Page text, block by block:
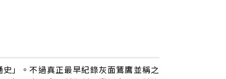
」。不過真正最早紀錄灰面鵟鷹並稱之